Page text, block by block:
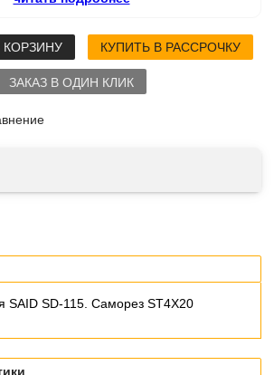
КОРЗИНУ КУПИТЬ В РАССРОЧКУ
ЗАКАЗ В ОДИН КЛИК
SAID SD-115. Саморез ST4Х20